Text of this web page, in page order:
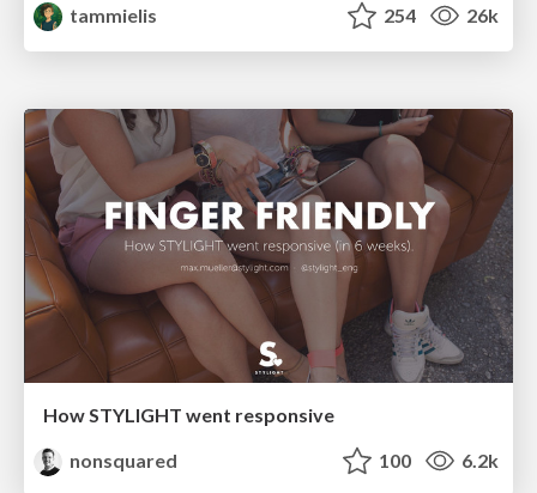
tammielis 254 26k
How STYLIGHT went responsive
nonsquared
100 6.2k